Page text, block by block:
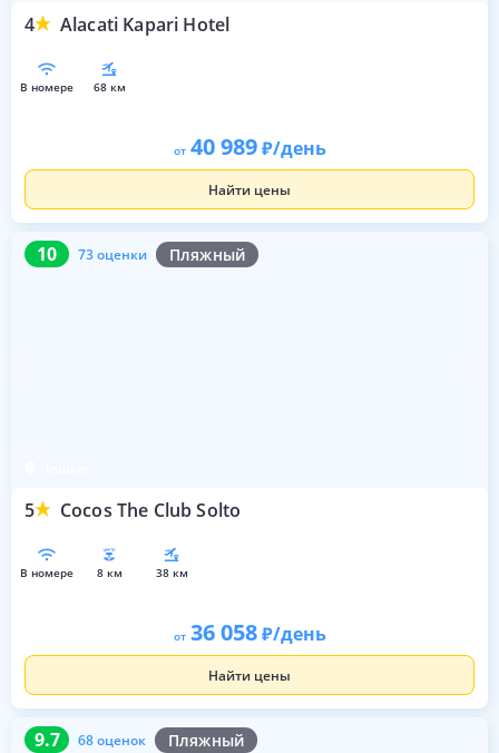
4 Alacati Kapari Hotel
в номере 68 км
от 40 989 /день
Найти цены
10 73 оценки Пляжный
5 Cocos The Club Solto
10 73 оценки
в номере 8 км 38 км
от 36 058 /день
Найти цены
9.7 68 оценок Пляжный
9.7 68 оценок